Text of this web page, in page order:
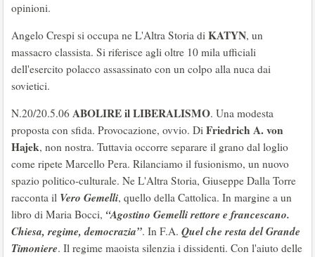
opinioni.
Angelo Crespi si occupa ne L'Altra Storia di KATYN, un
massacro classista. Si riferisce agli oltre 10 mila ufficiali
dell'esercito polacco assassinato con un colpo alla nuca dai
sovietici.
N.20/20.5.06 ABOLIRE il LIBERALISMO. Una modesta
proposta con sfida. Provocazione, ovvio. Di Friedrich A. von
Hajek, non nostra. Tuttavia occorre separare il grano dal loglio
come ripete Marcello Pera. Rilanciamo il fusionismo, un nuovo
spazio politico-culturale. Ne L'Altra Storia, Giuseppe Dalla Torre
racconta il Vero Gemelli, quello della Cattolica. In margine a un
libro di Maria Bocci, “Agostino Gemelli rettore e francescano.
Chiesa, regime, democrazia”. In F.A. Quel che resta del Grande
Timoniere. Il regime maoista silenzia i dissidenti. Con l'aiuto delle